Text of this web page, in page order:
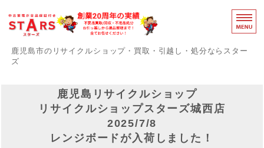
鹿児島の
鹿児島市のリサイクルショップ・買取・引越し・処分ならスター
ズ
スターズの誇りと強み
障がい者支援事業部
事務用品買取中
鹿児島リサイクルショップ
リサイクルショップスターズ城西店
2025/7/8
レンジボードが入荷しました！